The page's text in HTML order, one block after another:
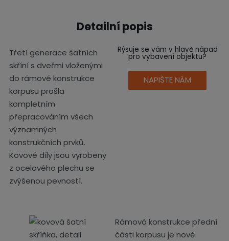
Detailní popis
Třetí generace šatních
skříní s dveřmi vloženými
do rámové konstrukce
korpusu prošla
kompletním
přepracováním všech
významných
konstrukčních prvků.
Kovové díly jsou vyrobeny
z ocelového plechu se
zvýšenou pevností.
Rýsuje se vám v hlavě nápad
pro vybavení objektu?
NAPIŠTE NÁM
Rámová konstrukce přední
části korpusu je nově